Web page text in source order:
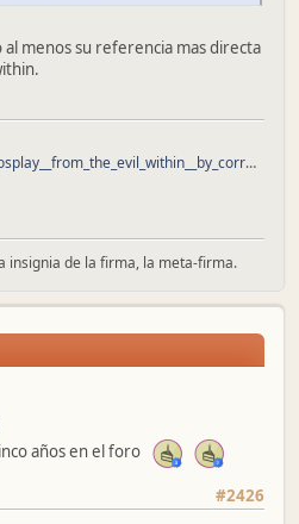
menos su referencia mas directa
d812cod.png.jpg
insignia de la firma, la meta-firma.
#2426